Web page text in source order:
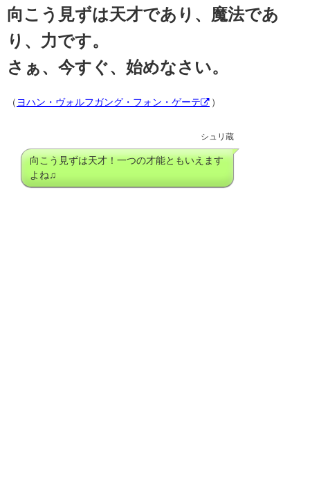
向こう見ずは天才であり、魔法であ
り、力です。
さぁ、今すぐ、始めなさい。
（ ヨハン・ヴォルフガング・フォン・ゲーテ ）
シュリ蔵
向こう見ずは天才！一つの才能ともいえます
よね♫